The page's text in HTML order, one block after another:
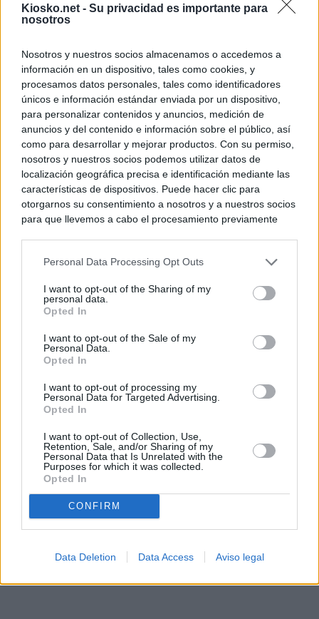
Kiosko.net - Su privacidad es importante para
nosotros
Nosotros y nuestros socios almacenamos o accedemos a
información en un dispositivo, tales como cookies, y
procesamos datos personales, tales como identificadores
únicos e información estándar enviada por un dispositivo,
para personalizar contenidos y anuncios, medición de
anuncios y del contenido e información sobre el público, así
como para desarrollar y mejorar productos. Con su permiso,
nosotros y nuestros socios podemos utilizar datos de
localización geográfica precisa e identificación mediante las
características de dispositivos. Puede hacer clic para
otorgarnos su consentimiento a nosotros y a nuestros socios
para que llevemos a cabo el procesamiento previamente
negar su consentimiento. Tenga en cuenta que algún
de su consentimiento, pero usted tiene el derecho de
rechazar tal procesamiento. Sus preferencias se aplicarán
cualquier momento entrando de nuevo en este sitio web o
visitando nuestra política de privacidad.
Personal Data Processing Opt Outs
I want to opt-out of the Sharing of my
personal data.
Opted In
I want to opt-out of the Sale of my
Personal Data.
Opted In
I want to opt-out of processing my
Personal Data for Targeted Advertising.
Opted In
I want to opt-out of Collection, Use,
Retention, Sale, and/or Sharing of my
Personal Data that Is Unrelated with the
Purposes for which it was collected.
Opted In
CONFIRM
Data Deletion Data Access Aviso legal